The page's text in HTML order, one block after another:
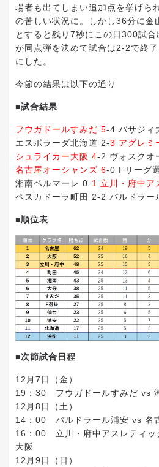
場者も出てしまい追加点を挙げら
の苦しい状況に。しかし36分に金
とすると残り7秒にこの日300試
が同点弾を決めて試合は2-2で終
にした。
今節の結果は以下の通り
■試合結果
フウガドールすみだ 5-4 バサジィ
エスポラーダ北海道 2-3 アグレミ
シュライカー大阪 4-2 ヴォスクオ
名古屋オーシャンズ 6-0 Fリーグ
湘南ベルマーレ 0-1 立川・府中ア
ペスカドーラ町田 2-2 バルドラー
■順位表
■次節試合日程
12月7日（金）
19：30 フウガドールすみだ vs
12月8日（土）
14：00 バルドラール浦安 vs 名
16：00 立川・府中アスレティッ
大阪
12月9日（日）